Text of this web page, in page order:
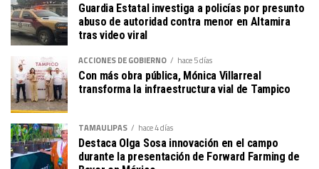
Guardia Estatal investiga a policías por presunto
abuso de autoridad contra menor en Altamira
tras video viral
ACCIONES DE GOBIERNO hace 5 días
Con más obra pública, Mónica Villarreal
transforma la infraestructura vial de Tampico
TAMAULIPAS hace 4 días
Destaca Olga Sosa innovación en el campo
durante la presentación de Forward Farming de